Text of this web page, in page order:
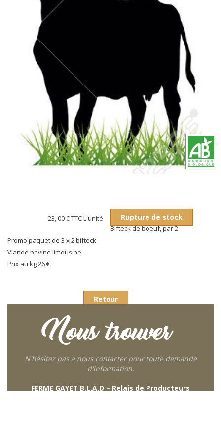
23, 00 €TTC L'unité Rupture de stock
Bifteck de boeuf, par 2
Promo paquet de 3 x 2 bifteck
VIande bovine limousine
Prix au kg 26 €
Retour
Nous trouver
N'hésitez pas à nous contacter pour toute demande
d'information.
FERME GAYET B.L.A.D – Relais de Producteurs